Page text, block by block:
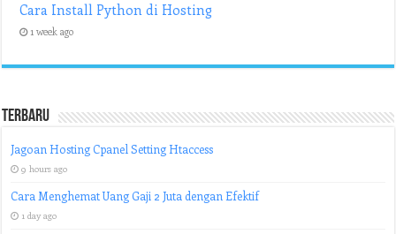
Cara Install Python di Hosting
1 week ago
Terbaru
Jagoan Hosting Cpanel Setting Htaccess
9 hours ago
Cara Menghemat Uang Gaji 2 Juta dengan Efektif
1 day ago